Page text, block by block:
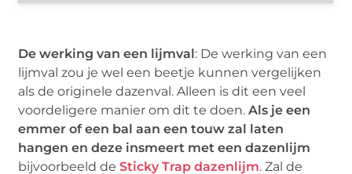
De werking van een lijmval: De werking van een
lijmval zou je wel een beetje kunnen vergelijken
als de originele dazenval. Alleen is dit een veel
voordeligere manier om dit te doen.Als je een
emmer of een bal aan een touw zal laten
hangen en deze insmeert met een dazenlijm
bijvoorbeeld deSticky Trap dazenlijm. Zal de